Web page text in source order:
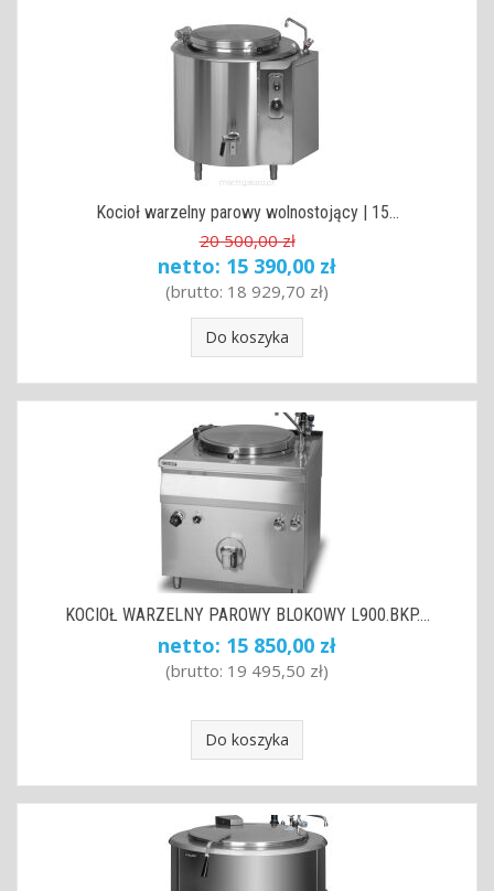
Kocioł warzelny parowy wolnostojący | 15...
20 500,00 zł
netto: 15 390,00 zł
(brutto: 18 929,70 zł)
Do koszyka
KOCIOŁ WARZELNY PAROWY BLOKOWY L900.BKP....
netto: 15 850,00 zł
(brutto: 19 495,50 zł)
Do koszyka